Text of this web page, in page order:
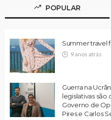
POPULAR
Summer travel
9 anos atrás
Guerra na
legislativas são
Governo de
Pires e Carlos